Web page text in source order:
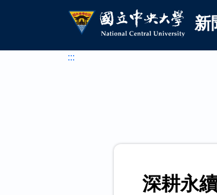
國立中央大學新聞網
新
:::
深耕永